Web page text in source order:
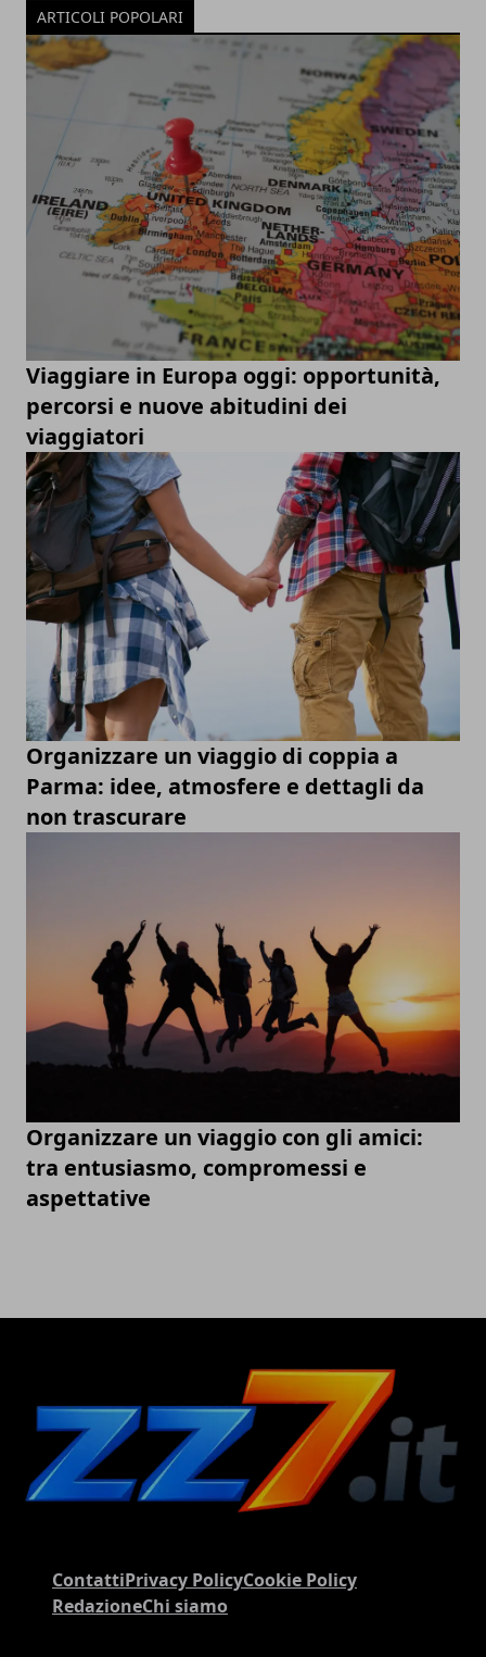
ARTICOLI POPOLARI
Viaggiare in Europa oggi: opportunità,
percorsi e nuove abitudini dei
viaggiatori
Organizzare un viaggio di coppia a
Parma: idee, atmosfere e dettagli da
non trascurare
Organizzare un viaggio con gli amici:
tra entusiasmo, compromessi e
aspettative
ContattiPrivacy PolicyCookie Policy
RedazioneChi siamo